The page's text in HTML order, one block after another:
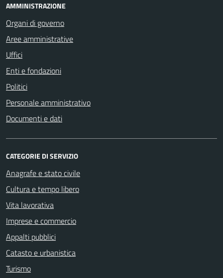
AMMINISTRAZIONE
Organi di governo
Aree amministrative
Uffici
Enti e fondazioni
Politici
Personale amministrativo
Documenti e dati
CATEGORIE DI SERVIZIO
Anagrafe e stato civile
Cultura e tempo libero
Vita lavorativa
Imprese e commercio
Appalti pubblici
Catasto e urbanistica
Turismo